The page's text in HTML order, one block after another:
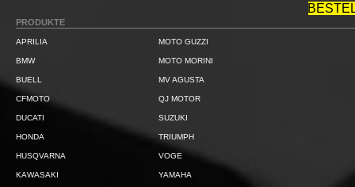
PRODUKTE
APRILIA
BMW
BUELL
CFMOTO
DUCATI
HONDA
HUSQVARNA
KAWASAKI
MOTO GUZZI
MOTO MORINI
MV AGUSTA
QJ MOTOR
SUZUKI
TRIUMPH
VOGE
YAMAHA